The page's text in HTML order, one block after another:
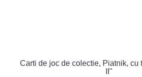
Carti de joc de colectie, Piatnik, cu
II"